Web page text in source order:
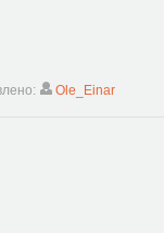
Ole_Einar